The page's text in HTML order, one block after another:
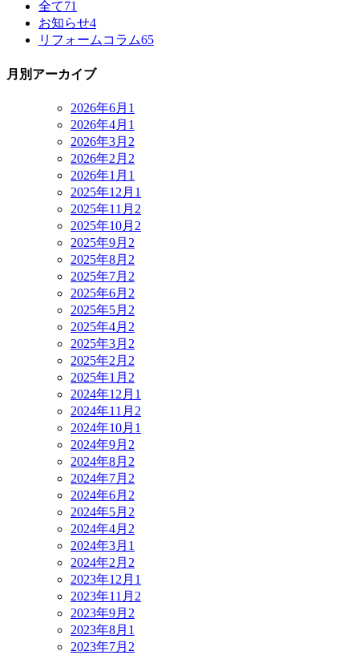
全て71
お知らせ4
リフォームコラム65
月別アーカイブ
2026年6月 1
2026年4月 1
2026年3月 2
2026年2月 2
2026年1月 1
2025年12月 1
2025年11月 2
2025年10月 2
2025年9月 2
2025年8月 2
2025年7月 2
2025年6月 2
2025年5月 2
2025年4月 2
2025年3月 2
2025年2月 2
2025年1月 2
2024年12月 1
2024年11月 2
2024年10月 1
2024年9月 2
2024年8月 2
2024年7月 2
2024年6月 2
2024年5月 2
2024年4月 2
2024年3月 1
2024年2月 2
2023年12月 1
2023年11月 2
2023年9月 2
2023年8月 1
2023年7月 2